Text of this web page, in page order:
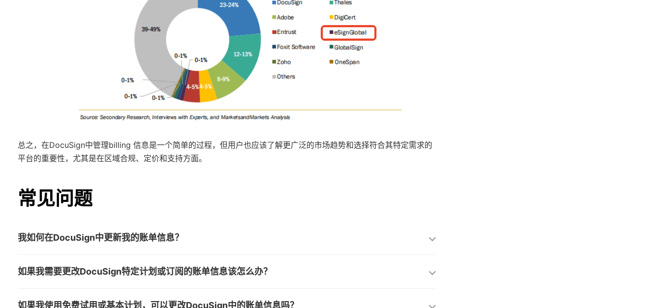
总之，在DocuSign中管理billing 信息是一个简单的过程，但用户也应该了解更广泛的市场趋势和选择符合其特定需求的
平台的重要性，尤其是在区域合规、定价和支持方面。
常见问题
我如何在DocuSign中更新我的账单信息？
要在DocuSign中更新您的账单信息，请登录您的帐户并导航到“设置”或“帐户”部分，具体取决于您的帐户类
到任何问题，请考虑联系DocuSign的支持团队寻求帮助。或者，如果您正在寻找一个具有更强大区域合规
如果我需要更改DocuSign特定计划或订阅的账单信息该怎么办？
如果您需要更新DocuSign中特定计划或订阅的账单信息，请首先确保您以正确的帐户凭据登录。然后，转
如果我使用免费试用或基本计划，可以更改DocuSign中的账单信息吗？